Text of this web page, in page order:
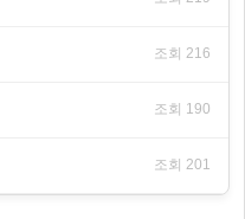
조회 216
조회 190
조회 201